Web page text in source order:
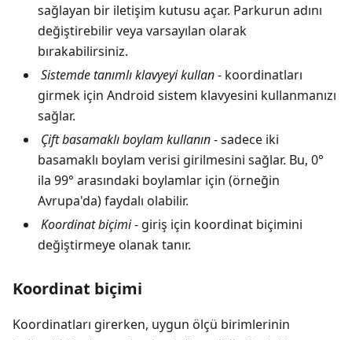
sağlayan bir iletişim kutusu açar. Parkurun adını
değiştirebilir veya varsayılan olarak
bırakabilirsiniz.
Sistemde tanımlı klavyeyi kullan- koordinatları
girmek için Android sistem klavyesini kullanmanızı
sağlar.
Çift basamaklı boylam kullanın- sadece iki
basamaklı boylam verisi girilmesini sağlar. Bu, 0°
ila 99° arasındaki boylamlar için (örneğin
Avrupa'da) faydalı olabilir.
Koordinat biçimi- giriş için koordinat biçimini
değiştirmeye olanak tanır.
Koordinat biçimi
Koordinatları girerken, uygun ölçü birimlerinin